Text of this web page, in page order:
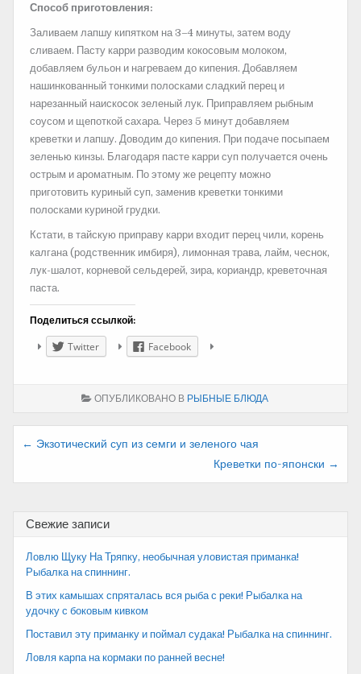
Способ приготовления:
Заливаем лапшу кипятком на 3–4 минуты, затем воду
сливаем. Пасту карри разводим кокосовым молоком,
добавляем бульон и нагреваем до кипения. Добавляем
нашинкованный тонкими полосками сладкий перец и
нарезанный наискосок зеленый лук. Приправляем рыбным
соусом и щепоткой сахара. Через 5 минут добавляем
креветки и лапшу. Доводим до кипения. При подаче посыпаем
зеленью кинзы. Благодаря пасте карри суп получается очень
острым и ароматным. По этому же рецепту можно
приготовить куриный суп, заменив креветки тонкими
полосками куриной грудки.
Кстати, в тайскую приправу карри входит перец чили, корень
калгана (родственник имбиря), лимонная трава, лайм, чеснок,
лук-шалот, корневой сельдерей, зира, кориандр, креветочная
паста.
Поделиться ссылкой:
Twitter Facebook
ОПУБЛИКОВАНО В РЫБНЫЕ БЛЮДА
Навигация
← Экзотический суп из семги и зеленого чая
Креветки по-японски →
Свежие записи
Ловлю Щуку На Тряпку, необычная уловистая приманка!
Рыбалка на спиннинг.
В этих камышах спряталась вся рыба с реки! Рыбалка на
удочку с боковым кивком
Поставил эту приманку и поймал судака! Рыбалка на спиннинг.
Ловля карпа на кормаки по ранней весне!